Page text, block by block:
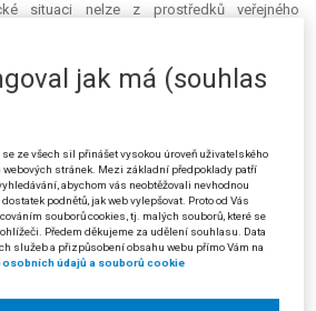
situaci nelze z prostředků veřejného
k dispozici moderní imunoterapie
který je hrazen z prostředků veřejného
žalovaná připustila, že dříve
základě rozhodnutí vedení žalované mohla
ze strany SÚKL hrazena imunoterapie
– LP Opdivo ve 3. linii, po selhání
inhibitory – LP Tafinlar (v 1. linii) a po selhání
LP Yervoy (v 2. linii). Následně došlo k
dne 21. 11. 2016 tak, že pro imunoterapii
jak má (souhlas
ze všech sil přinášet vysokou úroveň uživatelského
stránek. Mezi základní předpoklady patří
abychom vás neobtěžovali nevhodnou
podnětů, jak web vylepšovat. Proto od Vás
souborů cookies, tj. malých souborů, které se
Předem děkujeme za udělení souhlasu. Data
služeb a přizpůsobení obsahu webu přímo Vám na
osobních údajů a souborů cookie